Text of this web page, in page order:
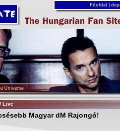
Főoldal
Live
Magyar dM Rajongó!